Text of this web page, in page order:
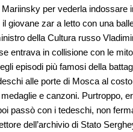
per vederla indossare
giovane zar a letto con una
della Cultura russo
entrava in collisione con le
episodi più famosi della
alle porte di Mosca al
e canzoni. Purtroppo,
passò con i tedeschi, non
dell’archivio di Stato